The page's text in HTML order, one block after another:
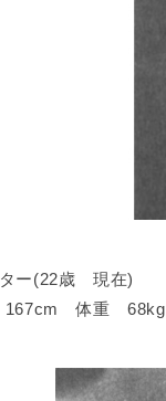
ー(22歳 現在)
体重